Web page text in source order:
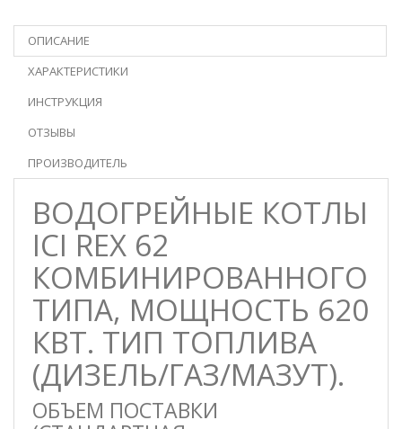
ОПИСАНИЕ
ХАРАКТЕРИСТИКИ
ИНСТРУКЦИЯ
ОТЗЫВЫ
ПРОИЗВОДИТЕЛЬ
ВОДОГРЕЙНЫЕ КОТЛЫ
ICI REX 62
КОМБИНИРОВАННОГО
ТИПА, МОЩНОСТЬ 620
КВТ. ТИП ТОПЛИВА
(ДИЗЕЛЬ/ГАЗ/МАЗУТ).
ОБЪЕМ ПОСТАВКИ